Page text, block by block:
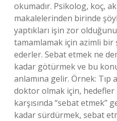
okumadır. Psikolog, koç,
makalelerinden birinde
yaptıkları işin zor
tamamlamak için azimli bir
ederler. Sebat etmek ne
kadar götürmek ve bu
anlamına gelir. Örnek: Tıp
doktor olmak için,
karşısında “sebat etmek”
kadar sürdürmek, sebat